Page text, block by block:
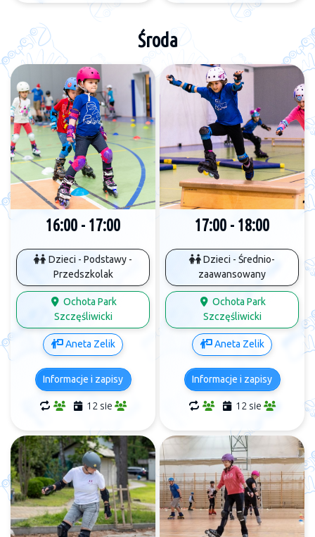
Środa
16:00 - 17:00
Dzieci - Podstawy -
Przedszkolak
Ochota Park
Szczęśliwicki
Aneta Zelik
Informacje i zapisy
12 sie
17:00 - 18:00
Dzieci - Średnio-
zaawansowany
Ochota Park
Szczęśliwicki
Aneta Zelik
Informacje i zapisy
12 sie